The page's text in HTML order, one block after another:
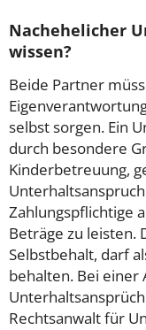
Nachehelicher
wissen?
Beide Partner
selbst sorgen. Ein
durch besondere
Kinderbetreuung,
Zahlungspflichtige
Beträge zu leisten.
Selbstbehalt, darf
behalten. Bei einer
Rechtsanwalt für